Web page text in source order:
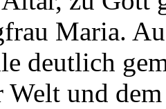
Maria.
deutlich
Welt und